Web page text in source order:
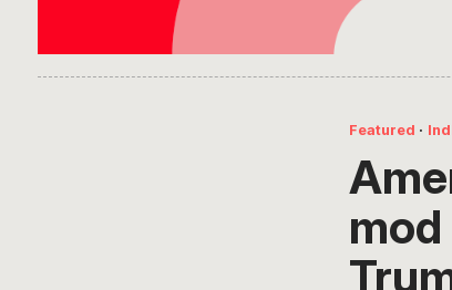
Featured ·